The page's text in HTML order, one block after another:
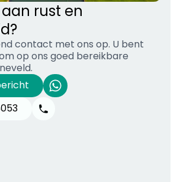
rust en
contact met ons op. U bent
op ons goed bereikbare